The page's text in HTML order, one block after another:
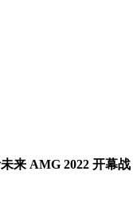
来 AMG 2022 开幕战